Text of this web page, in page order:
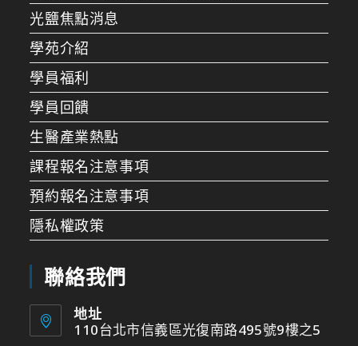
光鹽焦點消息
學苑介紹
學員福利
學員回饋
生醫產業熱點
課程報名注意事項
預約報名注意事項
隱私權政策
聯絡我們
地址
110台北市信義區光復南路495號9樓之5